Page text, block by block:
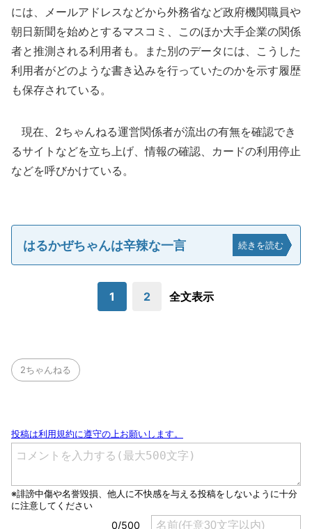
には、メールアドレスなどから外務省など政府機関職員や
朝日新聞を始めとするマスコミ、このほか大手企業の関係
者と推測される利用者も。また別のデータには、こうした
利用者がどのような書き込みを行っていたのかを示す履歴
も保存されている。
現在、2ちゃんねる運営関係者が流出の有無を確認でき
るサイトなどを立ち上げ、情報の確認、カードの利用停止
などを呼びかけている。
はるかぜちゃんは辛辣な一言 続きを読む
1 2 全文表示
2ちゃんねる